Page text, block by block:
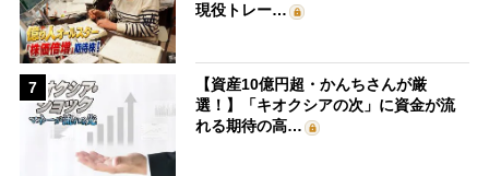
現役トレー…
7
【資産10億円超・かんちさんが厳
選！】「キオクシアの次」に資金が流
れる期待の高…